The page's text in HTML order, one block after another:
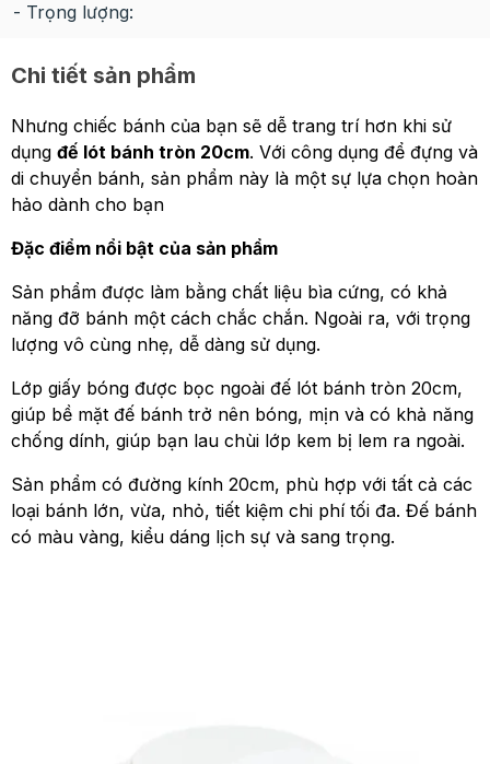
- Trọng lượng:
Chi tiết sản phẩm
Nhưng chiếc bánh của bạn sẽ dễ trang trí hơn khi sử
dụng đế lót bánh tròn 20cm. Với công dụng để đựng và
di chuyển bánh, sản phẩm này là một sự lựa chọn hoàn
hảo dành cho bạn
Đặc điểm nổi bật của sản phẩm
Sản phẩm được làm bằng chất liệu bìa cứng, có khả
năng đỡ bánh một cách chắc chắn. Ngoài ra, với trọng
lượng vô cùng nhẹ, dễ dàng sử dụng.
Lớp giấy bóng được bọc ngoài đế lót bánh tròn 20cm,
giúp bề mặt đế bánh trở nên bóng, mịn và có khả năng
chống dính, giúp bạn lau chùi lớp kem bị lem ra ngoài.
Sản phẩm có đường kính 20cm, phù hợp với tất cả các
loại bánh lớn, vừa, nhỏ, tiết kiệm chi phí tối đa. Đế bánh
có màu vàng, kiểu dáng lịch sự và sang trọng.